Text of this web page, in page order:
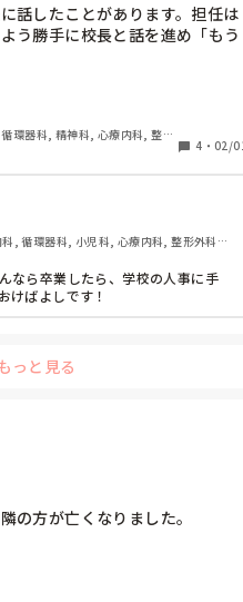
話したことがあります。担任は
う勝手に校長と話を進め「もう
われてから担任への信用は無く
トレスを感じます。なるべく視
下で向かって歩いてきてて。早
と会釈をして急いで隣を通ろう
ってホントに私の事苦手だよ
？なんで？」となぜか責められ
たいんだろうけど無理だろって
てるんですけど、自分の性格が
環器科, 精神科, 心療内科, 整形
復期, 終末期, オペ室, 透析
4 ・ 02/
, 循環器科, 小児科, 心療内科, 整形外科,
その他の科, ママナース, 外来, 神経内科,
般病院, 慢性期, 回復期, 終末期, オペ室,
なら卒業したら、学校の人事に手
けばよしです！
っと見る
の方が亡くなりました。
が、ペットシートのような物の